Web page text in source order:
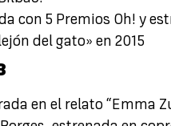
con 5 Premios Oh! y
del gato» en 2015
en el relato “Emma